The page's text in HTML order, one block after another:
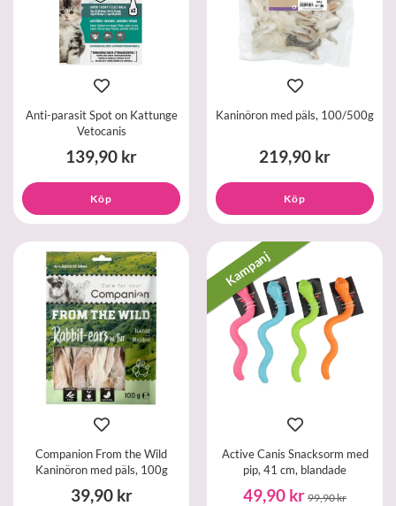
Anti-parasit Spot on Kattunge
Vetocanis
139,90 kr
Köp
Kaninöron med päls, 100/500g
219,90 kr
Köp
Companion From the Wild
Kaninöron med päls, 100g
39,90 kr
Kampanj
Active Canis Snacksorm med
pip, 41 cm, blandade
49,90 kr 99,90 kr